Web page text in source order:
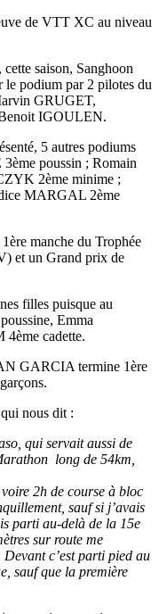
de VTT XC au niveau
saison, Sanghoon
le podium par 2 pilotes du
GRUGET,
IGOULEN.
5 autres podiums
poussin ; Romain
2ème minime ;
MARGAL 2ème
manche du Trophée
et un Grand prix de
filles puisque au
Emma
cadette.
GARCIA termine 1ère
nous dit :
qui servait aussi de
long de 54km,
2h de course à bloc
sauf si j’avais
parti au-delà de la 15e
sur route me
c’est parti pied au
sauf que la première